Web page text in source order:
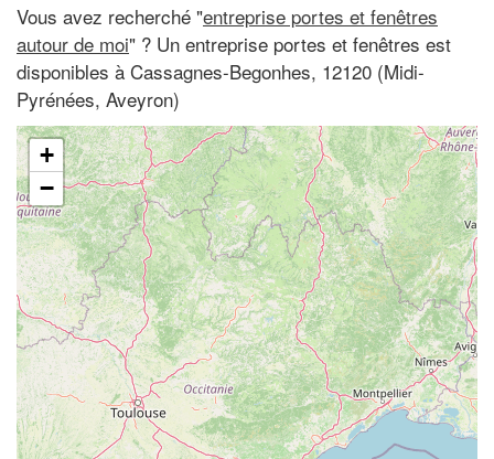
Vous avez recherché "entreprise portes et fenêtres
autour de moi" ? Un entreprise portes et fenêtres est
disponibles à Cassagnes-Begonhes, 12120 (Midi-
Pyrénées, Aveyron)
+
−